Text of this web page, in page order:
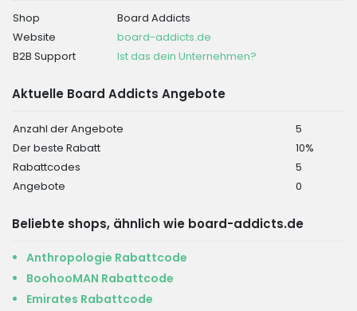
Shop
Board Addicts
Website
board-addicts.de
B2B Support
Ist das dein Unternehmen?
Aktuelle Board Addicts Angebote
Anzahl der Angebote
5
Der beste Rabatt
10%
Rabattcodes
5
Angebote
0
Beliebte shops, ähnlich wie board-addicts.de
Anthropologie Rabattcode
BoohooMAN Rabattcode
Emirates Rabattcode